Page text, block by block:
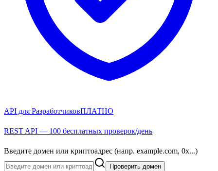
API для РазработчиковПЛАТНО
REST API — 100 бесплатных проверок/день
Введите домен или криптоадрес (напр. example.com, 0x...)
Проверить домен